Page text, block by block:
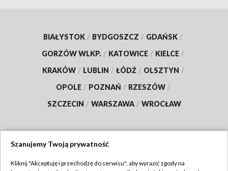
BIAŁYSTOK / BYDGOSZCZ / GDAŃSK /
GORZÓW WLKP. / KATOWICE / KIELCE /
KRAKÓW / LUBLIN / ŁÓDŹ / OLSZTYN /
OPOLE / POZNAŃ / RZESZÓW /
SZCZECIN / WARSZAWA / WROCŁAW
Szanujemy Twoją prywatność
Kliknij "Akceptuję i przechodzę do serwisu", aby wyrazić zgody na